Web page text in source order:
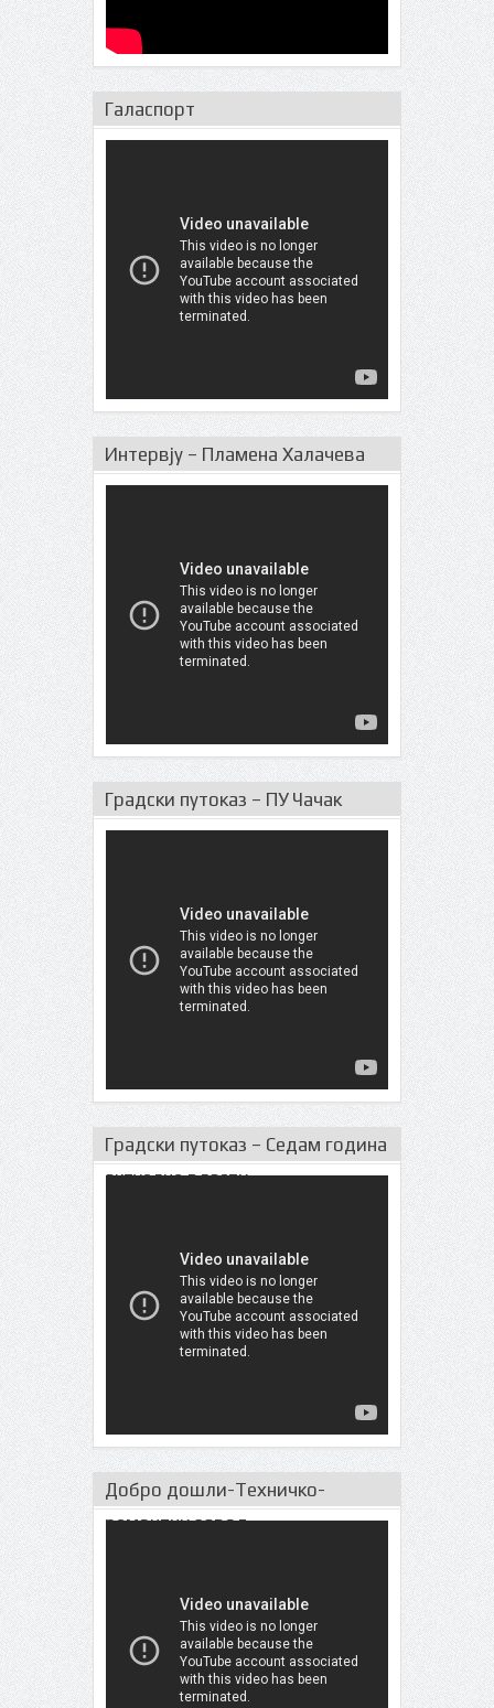
Галаспорт
Интервју – Пламена Халачева
Градски путоказ – ПУ Чачак
Градски путоказ – Седам година
актуeлне власти
Добро дошли-Техничко-
ремонтни завод